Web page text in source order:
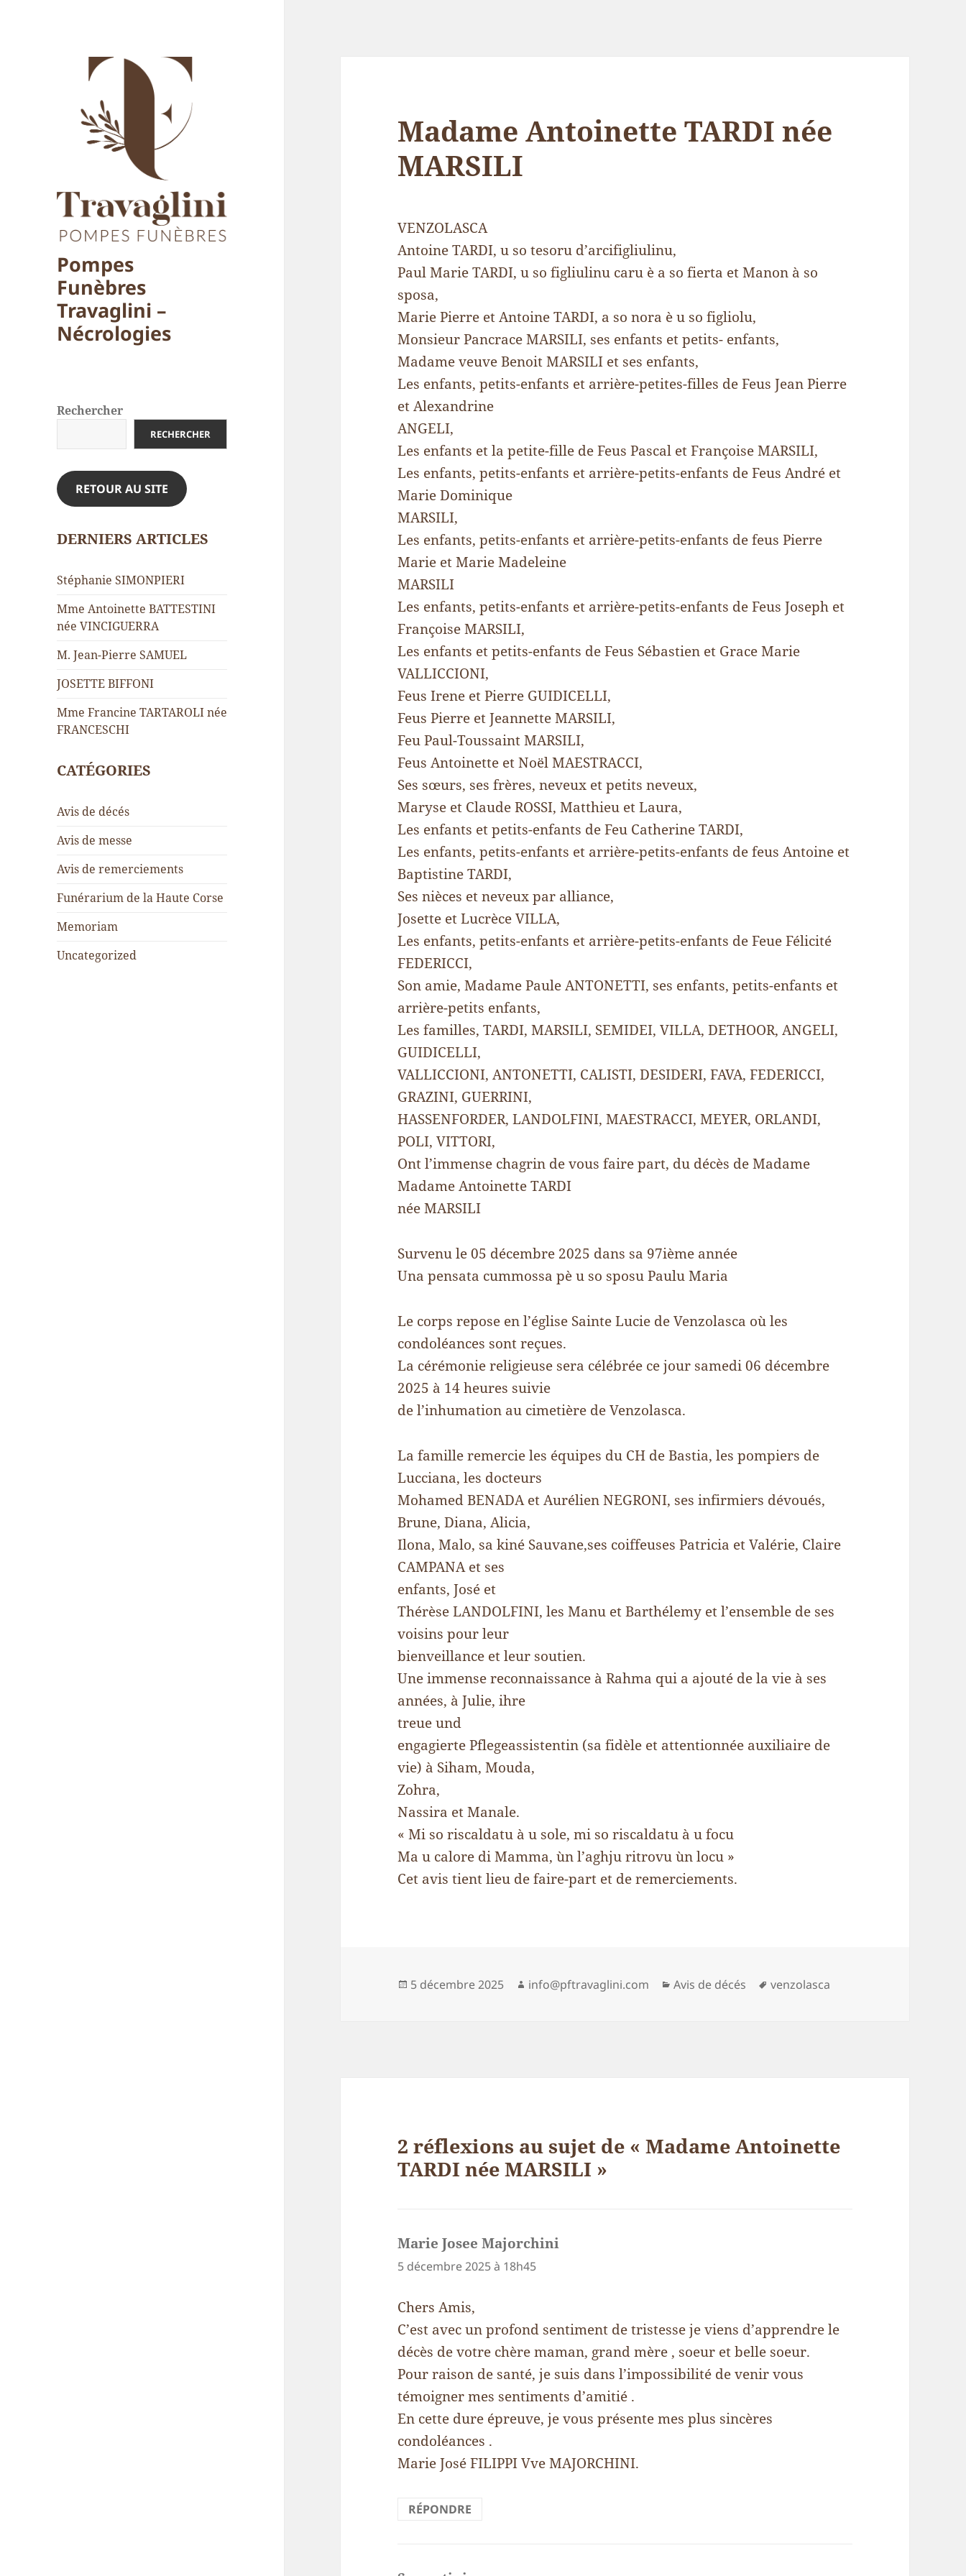
Pompes
Funèbres
Travaglini –
Nécrologies
Rechercher
RECHERCHER
RETOUR AU SITE
DERNIERS ARTICLES
Stéphanie SIMONPIERI
Mme Antoinette BATTESTINI
née VINCIGUERRA
M. Jean-Pierre SAMUEL
JOSETTE BIFFONI
Mme Francine TARTAROLI née
FRANCESCHI
CATÉGORIES
Avis de décés
Avis de messe
Avis de remerciements
Funérarium de la Haute Corse
Memoriam
Uncategorized
Madame Antoinette TARDI née
MARSILI
VENZOLASCA
Antoine TARDI, u so tesoru d’arcifigliulinu,
Paul Marie TARDI, u so figliulinu caru è a so fierta et Manon à so
sposa,
Marie Pierre et Antoine TARDI, a so nora è u so figliolu,
Monsieur Pancrace MARSILI, ses enfants et petits- enfants,
Madame veuve Benoit MARSILI et ses enfants,
Les enfants, petits-enfants et arrière-petites-filles de Feus Jean Pierre
et Alexandrine
ANGELI,
Les enfants et la petite-fille de Feus Pascal et Françoise MARSILI,
Les enfants, petits-enfants et arrière-petits-enfants de Feus André et
Marie Dominique
MARSILI,
Les enfants, petits-enfants et arrière-petits-enfants de feus Pierre
Marie et Marie Madeleine
MARSILI
Les enfants, petits-enfants et arrière-petits-enfants de Feus Joseph et
Françoise MARSILI,
Les enfants et petits-enfants de Feus Sébastien et Grace Marie
VALLICCIONI,
Feus Irene et Pierre GUIDICELLI,
Feus Pierre et Jeannette MARSILI,
Feu Paul-Toussaint MARSILI,
Feus Antoinette et Noël MAESTRACCI,
Ses sœurs, ses frères, neveux et petits neveux,
Maryse et Claude ROSSI, Matthieu et Laura,
Les enfants et petits-enfants de Feu Catherine TARDI,
Les enfants, petits-enfants et arrière-petits-enfants de feus Antoine et
Baptistine TARDI,
Ses nièces et neveux par alliance,
Josette et Lucrèce VILLA,
Les enfants, petits-enfants et arrière-petits-enfants de Feue Félicité
FEDERICCI,
Son amie, Madame Paule ANTONETTI, ses enfants, petits-enfants et
arrière-petits enfants,
Les familles, TARDI, MARSILI, SEMIDEI, VILLA, DETHOOR, ANGELI,
GUIDICELLI,
VALLICCIONI, ANTONETTI, CALISTI, DESIDERI, FAVA, FEDERICCI,
GRAZINI, GUERRINI,
HASSENFORDER, LANDOLFINI, MAESTRACCI, MEYER, ORLANDI,
POLI, VITTORI,
Ont l’immense chagrin de vous faire part, du décès de Madame
Madame Antoinette TARDI
née MARSILI
Survenu le 05 décembre 2025 dans sa 97ième année
Una pensata cummossa pè u so sposu Paulu Maria
Le corps repose en l’église Sainte Lucie de Venzolasca où les
condoléances sont reçues.
La cérémonie religieuse sera célébrée ce jour samedi 06 décembre
2025 à 14 heures suivie
de l’inhumation au cimetière de Venzolasca.
La famille remercie les équipes du CH de Bastia, les pompiers de
Lucciana, les docteurs
Mohamed BENADA et Aurélien NEGRONI, ses infirmiers dévoués,
Brune, Diana, Alicia,
Ilona, Malo, sa kiné Sauvane,ses coiffeuses Patricia et Valérie, Claire
CAMPANA et ses
enfants, José et
Thérèse LANDOLFINI, les Manu et Barthélemy et l’ensemble de ses
voisins pour leur
bienveillance et leur soutien.
Une immense reconnaissance à Rahma qui a ajouté de la vie à ses
années, à Julie, ihre
treue und
engagierte Pflegeassistentin (sa fidèle et attentionnée auxiliaire de
vie) à Siham, Mouda,
Zohra,
Nassira et Manale.
« Mi so riscaldatu à u sole, mi so riscaldatu à u focu
Ma u calore di Mamma, ùn l’aghju ritrovu ùn locu »
Cet avis tient lieu de faire-part et de remerciements.
Publié
5 décembre 2025 Auteur
info@pftravaglini.com Catégories
Avis de décés
Mots-
venzolasca
2 réflexions au sujet de « Madame Antoinette
TARDI née MARSILI »
Marie Josee Majorchini
5 décembre 2025 à 18h45
Chers Amis,
C’est avec un profond sentiment de tristesse je viens d’apprendre le
décès de votre chère maman, grand mère , soeur et belle soeur.
Pour raison de santé, je suis dans l’impossibilité de venir vous
témoigner mes sentiments d’amitié .
En cette dure épreuve, je vous présente mes plus sincères
condoléances .
Marie José FILIPPI Vve MAJORCHINI.
RÉPONDRE